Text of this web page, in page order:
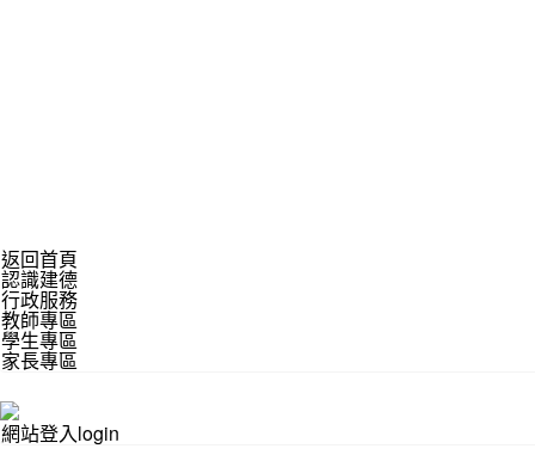
返回首頁
認識建德
行政服務
教師專區
學生專區
家長專區
網站登入login